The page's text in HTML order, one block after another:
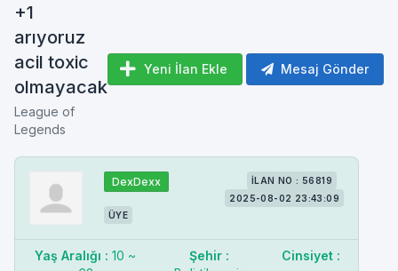
+1
arıyoruz
acil toxic
olmayacak
League of
Legends
Yeni İlan Ekle Mesaj Gönder
DexDexx
ÜYE
İLAN NO : 56819
2025-08-02 23:43:09
Yaş Aralığı : 10 ~
Şehir :
Cinsiyet :